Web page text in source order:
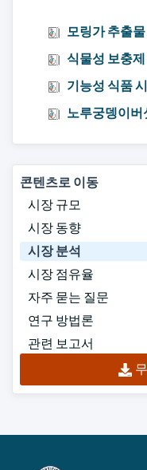
모링가 추출
식물성 보충
기능성 식품
노루궁뎅이버
콘텐츠로 이동
시장 규모
시장 동향
시장 분석
시장 점유율
자주 묻는 질문
연구 방법론
관련 보고서